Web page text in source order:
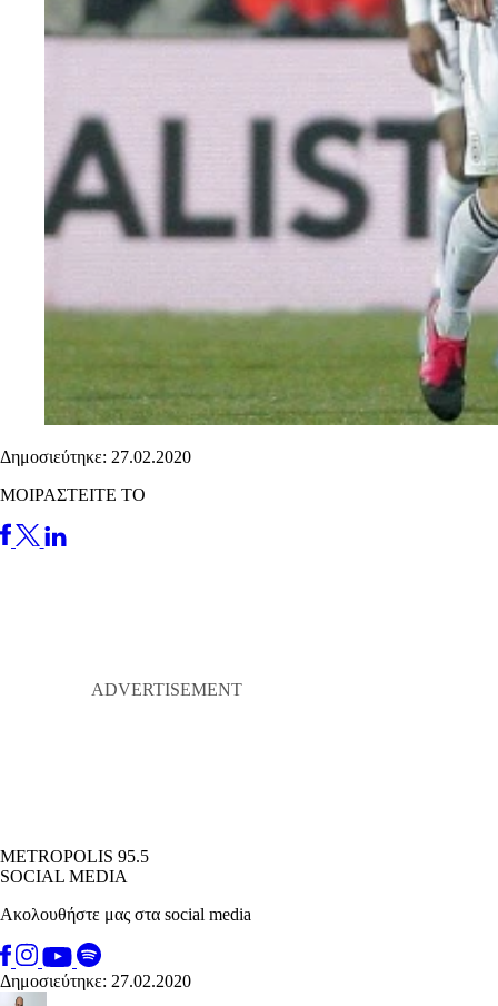
Δημοσιεύτηκε: 27.02.2020
ΜΟΙΡΑΣΤΕΙΤΕ ΤΟ
METROPOLIS 95.5
SOCIAL MEDIA
Ακολουθήστε μας στα social media
Δημοσιεύτηκε: 27.02.2020